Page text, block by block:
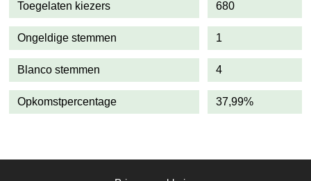
Toegelaten kiezers 680
Ongeldige stemmen 1
Blanco stemmen 4
Opkomstpercentage 37,99%